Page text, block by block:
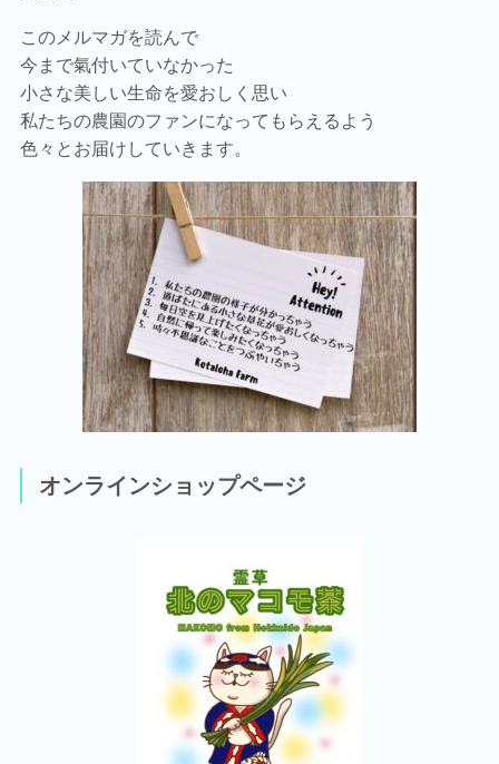
このメルマガを読んで
今まで氣付いていなかった
小さな美しい生命を愛おしく思い
私たちの農園のファンになってもらえるよう
色々とお届けしていきます。
オンラインショップページ